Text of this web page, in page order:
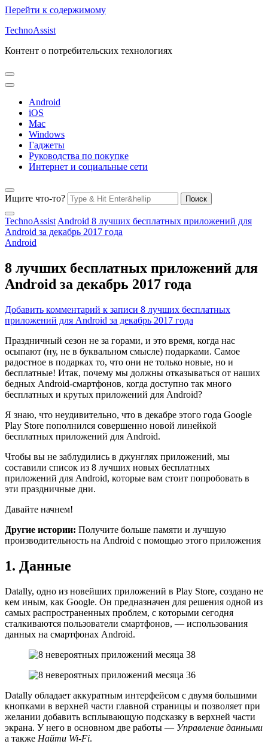
Перейти к содержимому
TechnoAssist
Контент о потребительских технологиях
Android
iOS
Mac
Windows
Гаджеты
Руководства по покупке
Интернет и социальные сети
Ищите что-то?
TechnoAssist Android 8 лучших бесплатных приложений для
Android за декабрь 2017 года
Android
8 лучших бесплатных приложений для
Android за декабрь 2017 года
Добавить комментарий к записи 8 лучших бесплатных
приложений для Android за декабрь 2017 года
Праздничный сезон не за горами, и это время, когда нас
осыпают (ну, не в буквальном смысле) подарками. Самое
радостное в подарках то, что они не только новые, но и
бесплатные! Итак, почему мы должны отказываться от наших
бедных Android-смартфонов, когда доступно так много
бесплатных и крутых приложений для Android?
Я знаю, что неудивительно, что в декабре этого года Google
Play Store пополнился совершенно новой линейкой
бесплатных приложений для Android.
Чтобы вы не заблудились в джунглях приложений, мы
составили список из 8 лучших новых бесплатных
приложений для Android, которые вам стоит попробовать в
эти праздничные дни.
Давайте начнем!
Другие истории: Получите больше памяти и лучшую
производительность на Android с помощью этого приложения
1. Данные
Datally, одно из новейших приложений в Play Store, создано не
кем иным, как Google. Он предназначен для решения одной из
самых распространенных проблем, с которыми сегодня
сталкиваются пользователи смартфонов, — использования
данных на смартфонах Android.
Datally обладает аккуратным интерфейсом с двумя большими
кнопками в верхней части главной страницы и позволяет при
желании добавить всплывающую подсказку в верхней части
экрана. У него в основном две работы — Управление данными
а также Найти Wi-Fi.